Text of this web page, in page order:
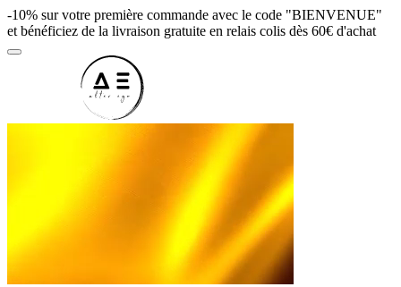
-10% sur votre première commande avec le code "BIENVENUE"
et bénéficiez de la livraison gratuite en relais colis dès 60€ d'achat